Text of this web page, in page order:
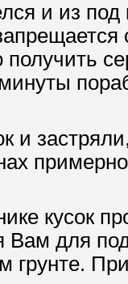
и из
и
кусок
для
грунте.